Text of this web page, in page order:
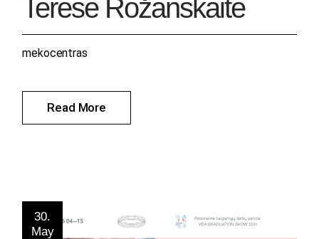
Teresė Rožanskaitė
Read More
mekocentras
30.
May